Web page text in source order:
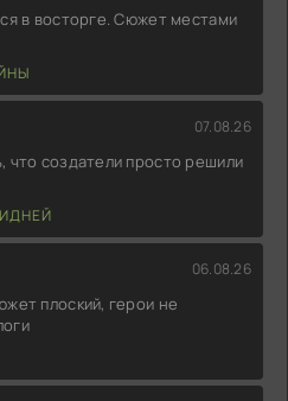
в восторге. Сюжет местами
07.08.26
что создатели просто решили
06.08.26
плоский, герои не